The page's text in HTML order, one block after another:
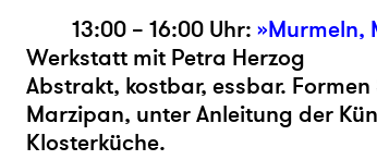
13:00 – 16:00 Uhr: »Murmeln,
Werkstatt mit Petra Herzog
Abstrakt, kostbar, essbar.
Marzipan, unter Anleitung der
Klosterküche.